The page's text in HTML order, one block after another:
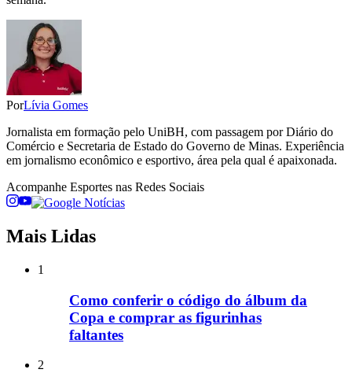
PorLívia Gomes
Jornalista em formação pelo UniBH, com passagem por Diário do
Comércio e Secretaria de Estado do Governo de Minas. Experiência
em jornalismo econômico e esportivo, área pela qual é apaixonada.
Acompanhe Esportes nas Redes Sociais
Mais Lidas
1
Como conferir o código do álbum da
Copa e comprar as figurinhas
faltantes
2